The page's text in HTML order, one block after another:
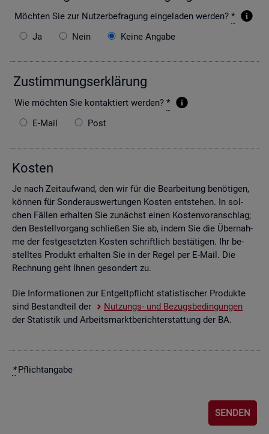
Möch­ten Sie zur Nut­zer­be­fra­gung ein­ge­la­den wer­den? *
Ja
Nein Keine Angabe
Zu­stim­mungs­er­klä­rung
Wie möch­ten Sie kon­tak­tiert wer­den? *
E-Mail
Post
Kos­ten
Je nach Zeit­auf­wand, den wir für die Be­ar­bei­tung be­nö­ti­gen,
kön­nen für Son­der­aus­wer­tun­gen Kos­ten ent­ste­hen. In sol­
chen Fäl­len er­hal­ten Sie zu­nächst einen Kos­ten­vor­anschlag;
den Be­stell­vor­gang schlie­ßen Sie ab, indem Sie die Über­nah­
me der fest­ge­setz­ten Kos­ten schrift­lich be­stä­ti­gen. Ihr be­
stell­tes Pro­dukt er­hal­ten Sie in der Regel per E-Mail. Die
Rech­nung geht Ihnen ge­son­dert zu.
Die In­for­ma­tio­nen zur Ent­gelt­pflicht sta­tis­ti­scher Pro­duk­te
sind Be­stand­teil der
Nut­zungs- und Be­zugs­be­din­gun­gen
der Sta­tis­tik und Ar­beits­markt­be­richt­erstat­tung der BA.
*Pflicht­an­ga­be